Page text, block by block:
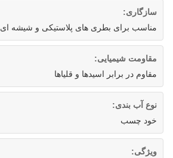
سازگاری:
مناسب برای بطری های پلاستیکی و شیشه ای
مقاومت شیمیایی:
مقاوم در برابر اسیدها و قلیاها
نوع آب بندی:
خود چسب
ویژگی: